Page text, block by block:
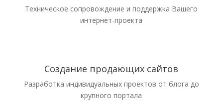
Техническое сопровождение и поддержка Вашего
интернет-проекта
Создание продающих сайтов
Разработка индивидуальных проектов от блога до
крупного портала